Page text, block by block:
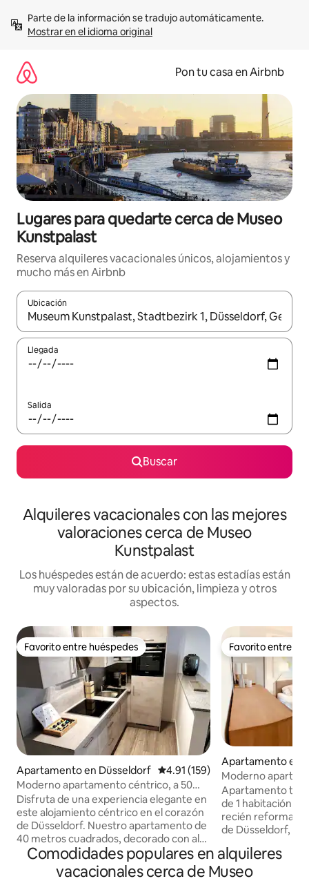
contenidoMostrar en el idioma original
Pon tu casa en Airbnb
Lugares para quedarte cerca de Museo
Kunstpalast
Reserva alquileres vacacionales únicos, alojamientos y
mucho más en Airbnb
Ubicación
Cuando los resultados estén disponibles, navega con las
Llegada
Salida
Buscar
Alquileres vacacionales con las mejores
valoraciones cerca de Museo
Kunstpalast
Los huéspedes están de acuerdo: estas estadías están
muy valoradas por su ubicación, limpieza y otros
aspectos.
Favorito entre huéspedes
Favorito entre huéspedes
Apartamento en Düsseldorf Calificación promedio: 4.91 de
4.91 (159)
Moderno apartamento céntrico, a 50
metros de la estación de tren
Disfruta de una experiencia elegante en
este alojamiento céntrico en el corazón
de Düsseldorf. Nuestro apartamento de
40 metros cuadrados, decorado con alta
calidad, es la opción ideal para que los
profesionales y las parejas disfruten al
máximo de Düsseldorf. Se caracteriza
Favorito entre
Favorito entre
Apartamento en
Moderno
terraza privada
Apartamento
de 1 habitación
recién reformado
de Düsseldorf,
trasero tranquilo.
somier, persianas
Comodidades populares en alquileres
vacacionales cerca de Museo